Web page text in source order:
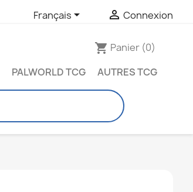
Français  Connexion
shopping_cart Panier (0)
PALWORLD TCG AUTRES TCG